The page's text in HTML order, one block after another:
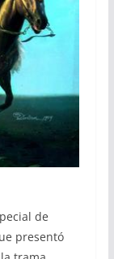
de
presentó